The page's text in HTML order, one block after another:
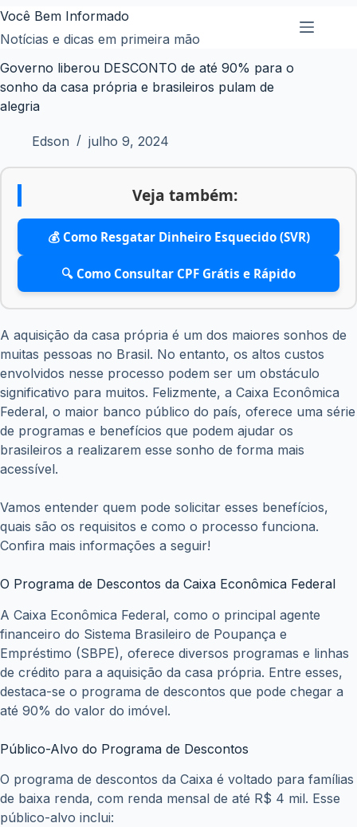
Pular
para
conteúdo
Você Bem Informado
Notícias e dicas em primeira mão
Governo liberou DESCONTO de até 90% para o
sonho da casa própria e brasileiros pulam de
alegria
Edson julho 9, 2024
Veja também:
💰 Como Resgatar Dinheiro Esquecido (SVR)
🔍 Como Consultar CPF Grátis e Rápido
A aquisição da casa própria é um dos maiores sonhos de
muitas pessoas no Brasil. No entanto, os altos custos
envolvidos nesse processo podem ser um obstáculo
significativo para muitos. Felizmente, a Caixa Econômica
Federal, o maior banco público do país, oferece uma série
de programas e benefícios que podem ajudar os
brasileiros a realizarem esse sonho de forma mais
acessível.
Vamos entender quem pode solicitar esses benefícios,
quais são os requisitos e como o processo funciona.
Confira mais informações a seguir!
O Programa de Descontos da Caixa Econômica Federal
A Caixa Econômica Federal, como o principal agente
financeiro do Sistema Brasileiro de Poupança e
Empréstimo (SBPE), oferece diversos programas e linhas
de crédito para a aquisição da casa própria. Entre esses,
destaca-se o programa de descontos que pode chegar a
até 90% do valor do imóvel.
Público-Alvo do Programa de Descontos
O programa de descontos da Caixa é voltado para famílias
de baixa renda, com renda mensal de até R$ 4 mil. Esse
público-alvo inclui: